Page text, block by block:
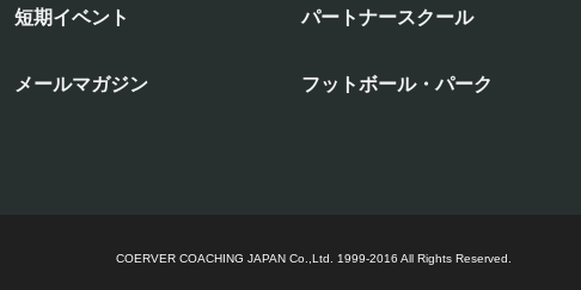
短期イベント パートナースクール
メールマガジン フットボール・パーク
COERVER COACHING JAPAN Co.,Ltd. 1999-2016 All Rights Reserved.